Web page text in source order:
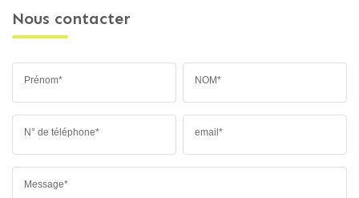
Nous contacter
Prénom* NOM*
N° de téléphone* email*
Message*